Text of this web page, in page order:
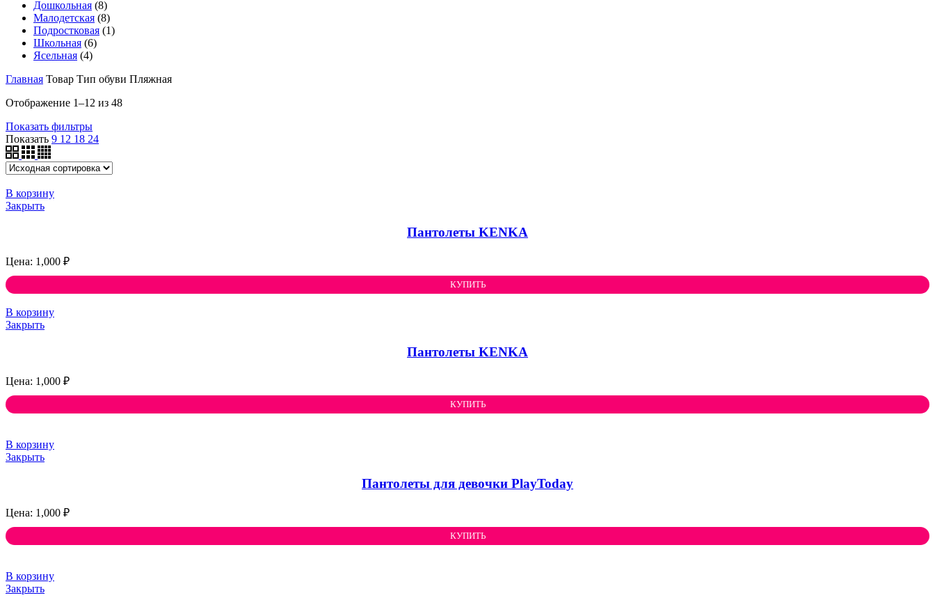
Дошкольная (8)
Малодетская (8)
Подростковая (1)
Школьная (6)
Ясельная (4)
Главная Товар Тип обуви Пляжная
Отображение 1–12 из 48
Показать фильтры
Показать 9 12 18 24
В корзину
Закрыть
Пантолеты KENKA
1,000 ₽
КУПИТЬ
В корзину
Закрыть
Пантолеты KENKA
1,000 ₽
КУПИТЬ
В корзину
Закрыть
Пантолеты для девочки PlayToday
1,000 ₽
КУПИТЬ
В корзину
Закрыть